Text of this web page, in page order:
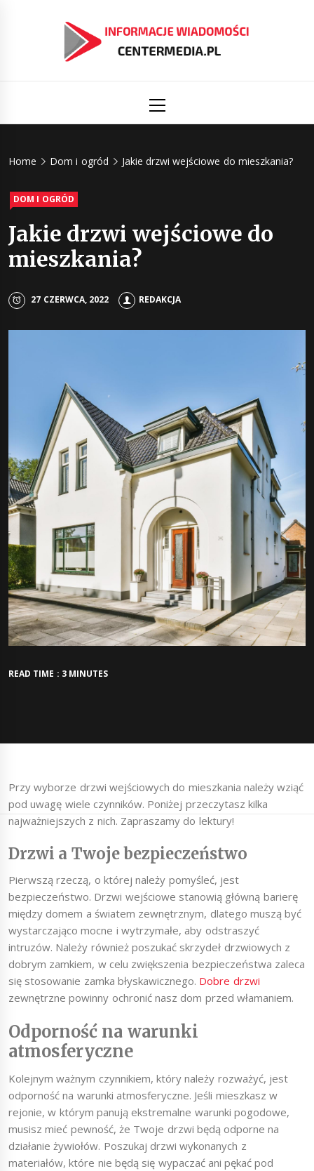
Menu
Home Dom i ogród Jakie drzwi wejściowe do mieszkania?
DOM I OGRÓD
Jakie drzwi wejściowe do
mieszkania?
27 CZERWCA, 2022 REDAKCJA
READ TIME : 3 MINUTES
Przy wyborze drzwi wejściowych do mieszkania należy wziąć
pod uwagę wiele czynników. Poniżej przeczytasz kilka
najważniejszych z nich. Zapraszamy do lektury!
Drzwi a Twoje bezpieczeństwo
Pierwszą rzeczą, o której należy pomyśleć, jest
bezpieczeństwo. Drzwi wejściowe stanowią główną barierę
między domem a światem zewnętrznym, dlatego muszą być
wystarczająco mocne i wytrzymałe, aby odstraszyć
intruzów. Należy również poszukać skrzydeł drzwiowych z
dobrym zamkiem, w celu zwiększenia bezpieczeństwa zaleca
się stosowanie zamka błyskawicznego. Dobre drzwi
zewnętrzne powinny ochronić nasz dom przed włamaniem.
Odporność na warunki
atmosferyczne
Kolejnym ważnym czynnikiem, który należy rozważyć, jest
odporność na warunki atmosferyczne. Jeśli mieszkasz w
rejonie, w którym panują ekstremalne warunki pogodowe,
musisz mieć pewność, że Twoje drzwi będą odporne na
działanie żywiołów. Poszukaj drzwi wykonanych z
materiałów, które nie będą się wypaczać ani pękać pod